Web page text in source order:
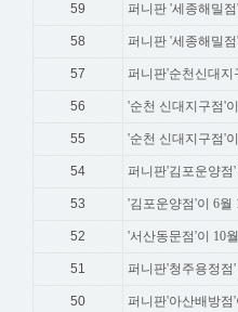
59 퍼니판 '세종해밀
58 퍼니판 '세종해밀
57 퍼니판'순천신대지
56 '순천 신대지구점'
55 '순천 신대지구점'
54 퍼니판'김포운양점
53 '김포운양점'이 6월
52 '서산동문점'이 10
51 퍼니판'청주용정점
50
퍼니판'아산배방점